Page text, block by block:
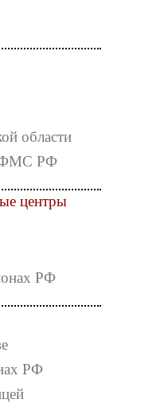
области
РФ
центры
РФ
РФ